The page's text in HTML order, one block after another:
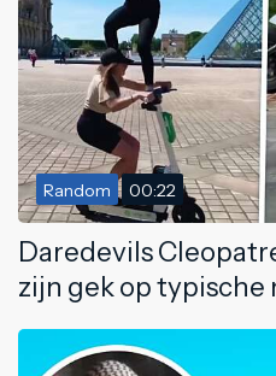
Random 00:22
Daredevils
zijn gek op